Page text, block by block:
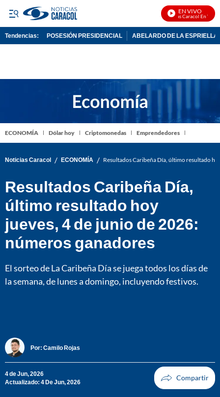
EN VIVO
Noticias Caracol En Vivo
Tendencias: POSESIÓN PRESIDENCIAL ABELARDO DE LA ESPRIELLA
ECONOMÍA Dólar hoy Criptomonedas Emprendedores
Noticias Caracol / ECONOMÍA / Resultados Caribeña Día, último resultado
Resultados Caribeña Día,
último resultado hoy
jueves, 4 de junio de 2026:
números ganadores
El sorteo de La Caribeña Día se juega todos los días de
la semana, de lunes a domingo, incluyendo festivos.
Por: Camilo Rojas
4 de Jun, 2026
Actualizado: 4 De Jun, 2026